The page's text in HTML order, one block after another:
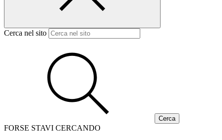
Cerca nel sito
FORSE STAVI CERCANDO